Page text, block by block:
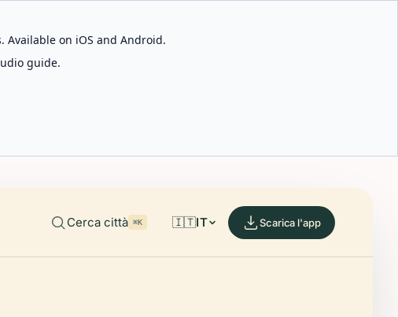
Available on iOS and Android.
guide.
Cerca città ⌘K 🇮🇹IT Scarica l'app